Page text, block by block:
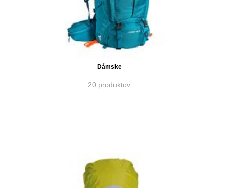
Dámske
20 produktov